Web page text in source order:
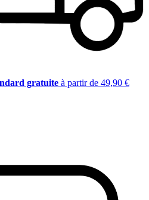
gratuite à partir de 49,90 €